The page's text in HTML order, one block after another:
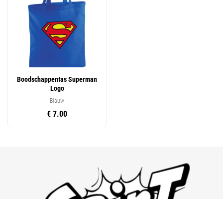
Boodschappentas Superman
Logo
Blauw
€ 7.00